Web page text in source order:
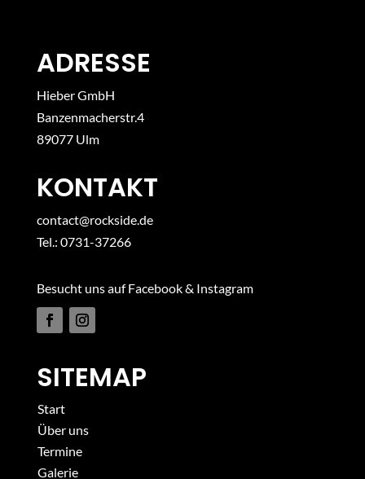
ADRESSE
Hieber GmbH
Banzenmacherstr.4
89077 Ulm
KONTAKT
contact@rockside.de
Tel.: 0731-37266
Besucht uns auf Facebook & Instagram
SITEMAP
Start
Über uns
Termine
Galerie